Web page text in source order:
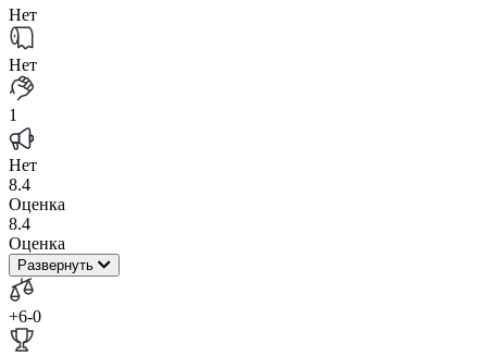
Нет
Нет
1
Нет
8.4
Оценка
8.4
Оценка
Развернуть
+6-0